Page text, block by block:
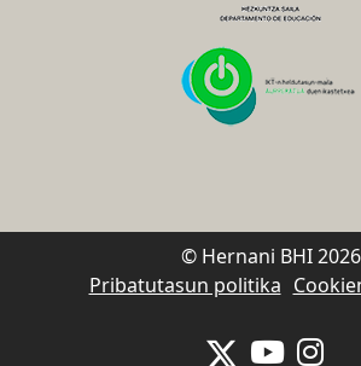
© Hernani BHI 2026
Pribatutasun politika
Se abrirá
Se